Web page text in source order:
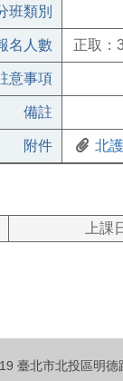
班類別
名人數 正取：
意事項
備註
附件 北
上課
臺北市北投區明